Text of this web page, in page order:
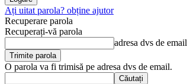
Ați uitat parola? obține ajutor
Recuperare parola
Recuperați-vă parola
adresa dvs de email
O parola va fi trimisă pe adresa dvs de email.